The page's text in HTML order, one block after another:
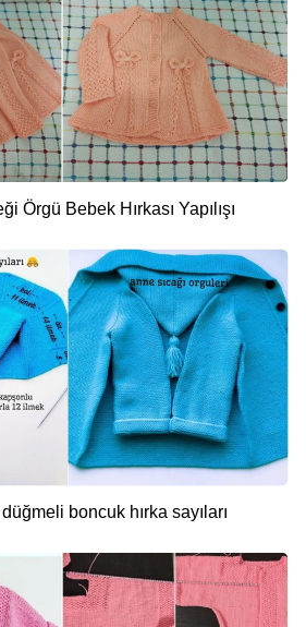
Örgü Bebek Hırkası Yapılışı
boncuk hırka sayıları